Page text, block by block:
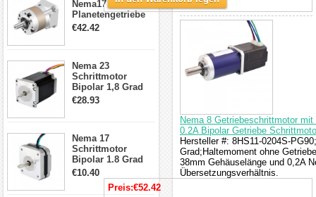
Nema17
Planetengetriebe
5:1 Spiel 15Arc-
€42.42
Nema 23
Schrittmotor
Bipolar 1,8 Grad
2,83Nm 4 A 2,26V
€28.93
Nema 17
Schrittmotor
Bipolar 1.8 Grad
8.7Ncm 1A 3.5V 4
Draden Hybrid-
Schrittmotor
€10.40
Nema 8 Getriebeschrittmotor
0.2A Bipolar Getriebe
Hersteller #: 8HS11-0204S-
Grad;Haltemoment ohne
38mm Gehäuselänge und 0,2A
Übersetzungsverhältnis.
Preis:€52.42